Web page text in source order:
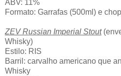
ABV: 11%
Formato: Garrafas (500ml) e
ZEV Russian Imperial Stout
Whisky)
Estilo: RIS
Barril: carvalho americano que
Whisky